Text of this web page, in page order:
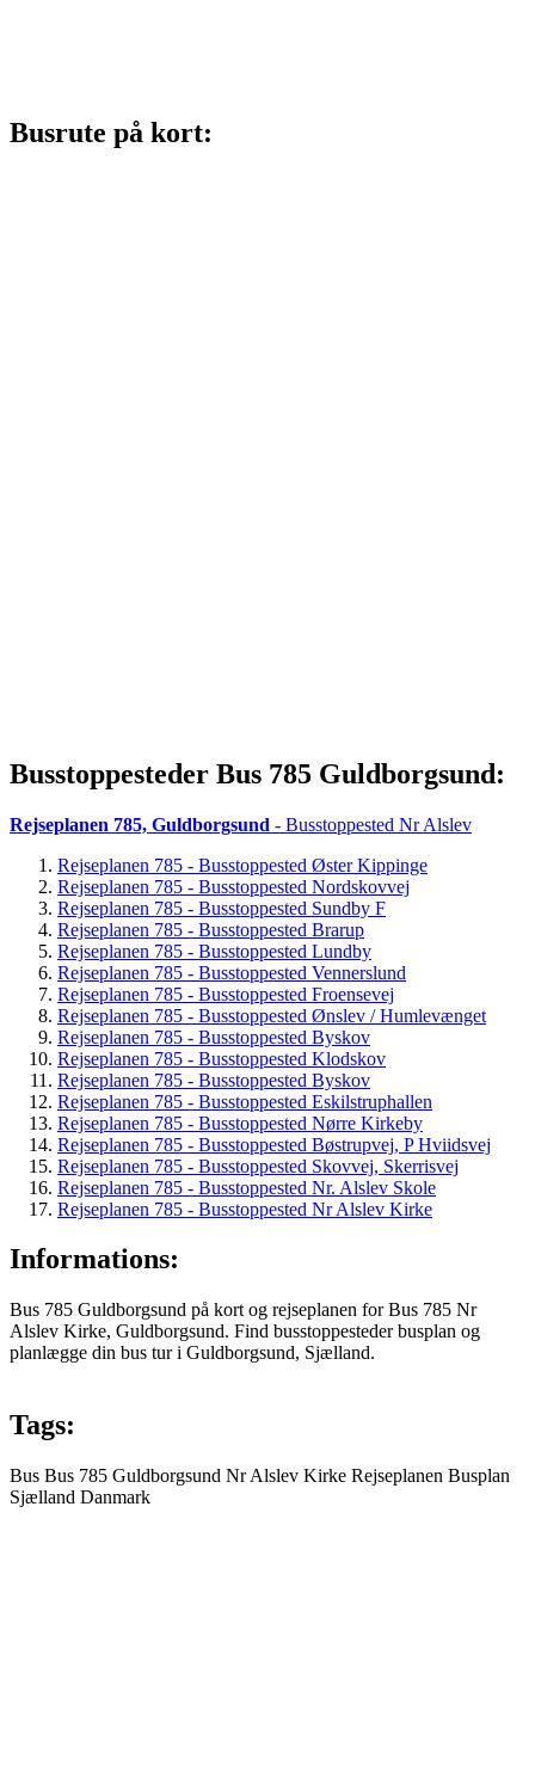
Busrute på kort:
Busstoppesteder Bus 785 Guldborgsund:
Rejseplanen 785, Guldborgsund - Busstoppested Nr Alslev
Rejseplanen 785 - Busstoppested Øster Kippinge
Rejseplanen 785 - Busstoppested Nordskovvej
Rejseplanen 785 - Busstoppested Sundby F
Rejseplanen 785 - Busstoppested Brarup
Rejseplanen 785 - Busstoppested Lundby
Rejseplanen 785 - Busstoppested Vennerslund
Rejseplanen 785 - Busstoppested Froensevej
Rejseplanen 785 - Busstoppested Ønslev / Humlevænget
Rejseplanen 785 - Busstoppested Byskov
Rejseplanen 785 - Busstoppested Klodskov
Rejseplanen 785 - Busstoppested Byskov
Rejseplanen 785 - Busstoppested Eskilstruphallen
Rejseplanen 785 - Busstoppested Nørre Kirkeby
Rejseplanen 785 - Busstoppested Bøstrupvej, P Hviidsvej
Rejseplanen 785 - Busstoppested Skovvej, Skerrisvej
Rejseplanen 785 - Busstoppested Nr. Alslev Skole
Rejseplanen 785 - Busstoppested Nr Alslev Kirke
Informations:
Bus 785 Guldborgsund på kort og rejseplanen for Bus 785 Nr
Alslev Kirke, Guldborgsund. Find busstoppesteder busplan og
planlægge din bus tur i Guldborgsund, Sjælland.
Tags:
Bus Bus 785 Guldborgsund Nr Alslev Kirke Rejseplanen Busplan
Sjælland Danmark